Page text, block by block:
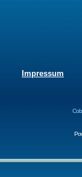
Impressum